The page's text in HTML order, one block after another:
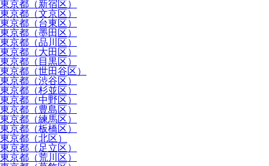
東京都（新宿区）
東京都（文京区）
東京都（台東区）
東京都（墨田区）
東京都（品川区）
東京都（大田区）
東京都（目黒区）
東京都（世田谷区）
東京都（渋谷区）
東京都（杉並区）
東京都（中野区）
東京都（豊島区）
東京都（練馬区）
東京都（板橋区）
東京都（北区）
東京都（足立区）
東京都（荒川区）